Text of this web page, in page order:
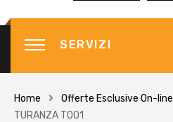
SERVIZI
Home Offerte Esclusive On-line
TURANZA T001